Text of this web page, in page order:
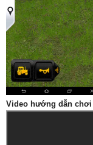
Video hướng dẫn chơi